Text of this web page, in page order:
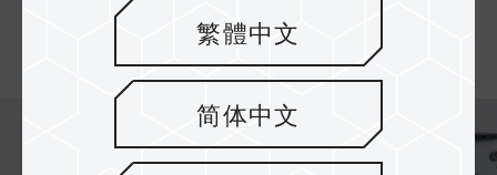
overclocking estable en plataformas Intel y
AMD con un solo clic.繁體中文
简体中文